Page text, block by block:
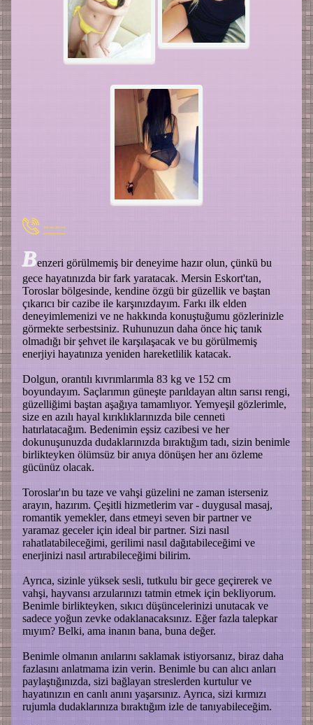
----
Benzeri görülmemiş bir deneyime hazır olun, çünkü bu
gece hayatınızda bir fark yaratacak. Mersin Eskort'tan,
Toroslar bölgesinde, kendine özgü bir güzellik ve baştan
çıkarıcı bir cazibe ile karşınızdayım. Farkı ilk elden
deneyimlemenizi ve ne hakkında konuştuğumu gözlerinizle
görmekte serbestsiniz. Ruhunuzun daha önce hiç tanık
olmadığı bir şehvet ile karşılaşacak ve bu görülmemiş
enerjiyi hayatınıza yeniden hareketlilik katacak.
Dolgun, orantılı kıvrımlarımla 83 kg ve 152 cm
boyundayım. Saçlarımın güneşte parıldayan altın sarısı rengi,
güzelliğimi baştan aşağıya tamamlıyor. Yemyeşil gözlerimle,
size en azılı hayal kırıklıklarınızda bile cenneti
hatırlatacağım. Bedenimin eşsiz cazibesi ve her
dokunuşunuzda dudaklarınızda bıraktığım tadı, sizin benimle
birlikteyken ölümsüz bir anıya dönüşen her anı özleme
gücünüz olacak.
Toroslar'ın bu taze ve vahşi güzelini ne zaman isterseniz
arayın, hazırım. Çeşitli hizmetlerim var - duygusal masaj,
romantik yemekler, dans etmeyi seven bir partner ve
yaramaz geceler için ideal bir partner. Sizi nasıl
rahatlatabileceğimi, gerilimi nasıl dağıtabileceğimi ve
enerjinizi nasıl artırabileceğimi bilirim.
Ayrıca, sizinle yüksek sesli, tutkulu bir gece geçirerek ve
vahşi, hayvansı arzularınızı tatmin etmek için bekliyorum.
Benimle birlikteyken, sıkıcı düşüncelerinizi unutacak ve
sadece yoğun zevke odaklanacaksınız. Eğer fazla talepkar
mıyım? Belki, ama inanın bana, buna değer.
Benimle olmanın anılarını saklamak istiyorsanız, biraz daha
fazlasını anlatmama izin verin. Benimle bu can alıcı anları
paylaştığınızda, sizi bağlayan streslerden kurtulur ve
hayatınızın en canlı anını yaşarsınız. Ayrıca, sizi kırmızı
rujumla dudaklarınıza bıraktığım izle de tanıyabileceğim.